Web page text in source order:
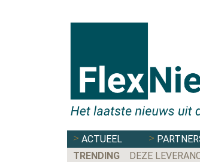
ACTUEEL
TRENDING
DEZE